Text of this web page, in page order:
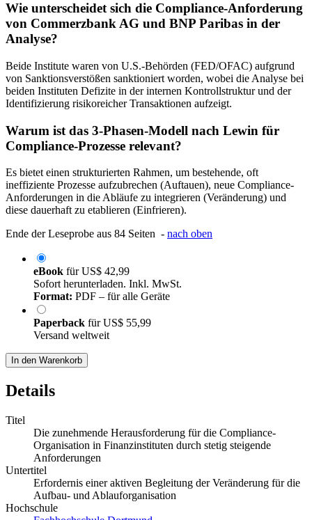
Wie unterscheidet sich die Compliance-Anforderung
von Commerzbank AG und BNP Paribas in der
Analyse?
Beide Institute waren von U.S.-Behörden (FED/OFAC) aufgrund
von Sanktionsverstößen sanktioniert worden, wobei die Analyse bei
beiden Instituten Defizite in der internen Kontrollstruktur und der
Identifizierung risikoreicher Transaktionen aufzeigt.
Warum ist das 3-Phasen-Modell nach Lewin für
Compliance-Prozesse relevant?
Es bietet einen strukturierten Rahmen, um bestehende, oft
ineffiziente Prozesse aufzubrechen (Auftauen), neue Compliance-
Anforderungen in die Abläufe zu integrieren (Veränderung) und
diese dauerhaft zu etablieren (Einfrieren).
Ende der Leseprobe aus 84 Seiten - nach oben
eBook fürUS$ 42,99
Sofort herunterladen. Inkl. MwSt.
Format: PDF – für alle Geräte
Paperback fürUS$ 55,99
Versand weltweit
In den Warenkorb
Details
Titel
Die zunehmende Herausforderung für die Compliance-
Organisation in Finanzinstituten durch stetig steigende
Anforderungen
Untertitel
Erfordernis einer aktiven Begleitung der Veränderung für die
Aufbau- und Ablauforganisation
Hochschule